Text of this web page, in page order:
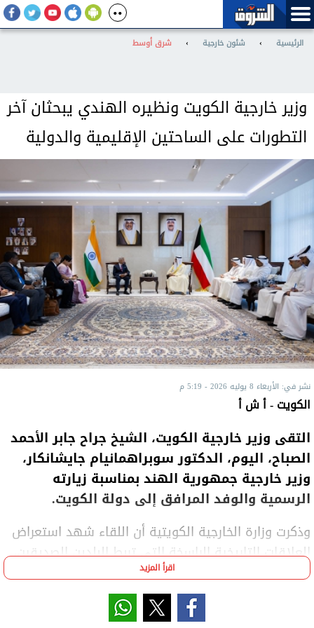
الرئيسية › شئون خارجية › شرق أوسط
وزير خارجية الكويت ونظيره الهندي يبحثان آخر
التطورات على الساحتين الإقليمية والدولية
نشر في: الأربعاء 8 يوليه 2026 - 5:19 م
الكويت - أ ش أ
التقى وزير خارجية الكويت، الشيخ جراح جابر الأحمد
الصباح، اليوم، الدكتور سوبراهمانيام جايشانكار،
وزير خارجية جمهورية الهند بمناسبة زيارته
الرسمية والوفد المرافق إلى دولة الكويت.
وذكرت وزارة الخارجية الكويتية أن اللقاء شهد استعراض
العلاقات التاريخية الراسخة التي تربط البلدين الصديقين،
وسبل تعزيزها وتطويرها في مختلف المجالات، بما
يُسهم في الارتقاء بأطر التعاون والتنسيق إلى مستويات
أكثر شمولا، كما بحث الجانبان آخر التطورات على الساحتين
اقرأ المزيد